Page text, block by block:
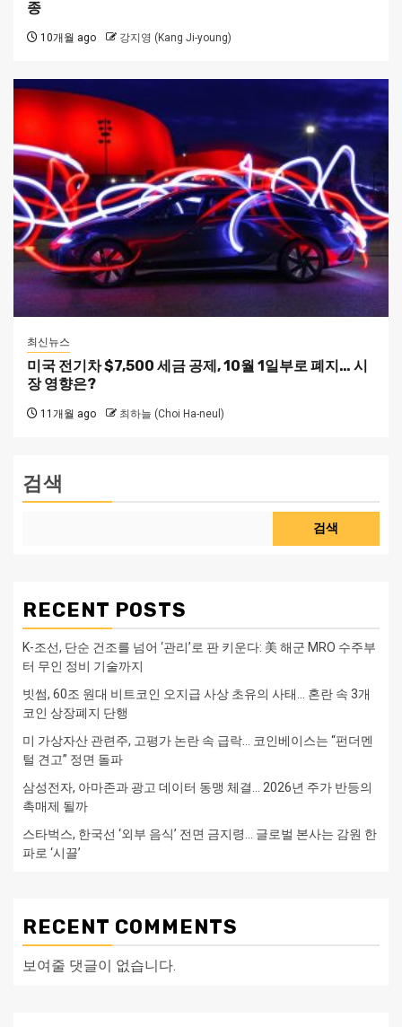
종
10개월 ago 강지영 (Kang Ji-young)
최신뉴스
미국 전기차 $7,500 세금 공제, 10월 1일부로 폐지… 시
장 영향은?
11개월 ago 최하늘 (Choi Ha-neul)
검색
검색
RECENT POSTS
K-조선, 단순 건조를 넘어 ‘관리’로 판 키운다: 美 해군 MRO 수주부
터 무인 정비 기술까지
빗썸, 60조 원대 비트코인 오지급 사상 초유의 사태… 혼란 속 3개
코인 상장폐지 단행
미 가상자산 관련주, 고평가 논란 속 급락… 코인베이스는 “펀더멘
털 견고” 정면 돌파
삼성전자, 아마존과 광고 데이터 동맹 체결… 2026년 주가 반등의
촉매제 될까
스타벅스, 한국선 ‘외부 음식’ 전면 금지령… 글로벌 본사는 감원 한
파로 ‘시끌’
RECENT COMMENTS
보여줄 댓글이 없습니다.